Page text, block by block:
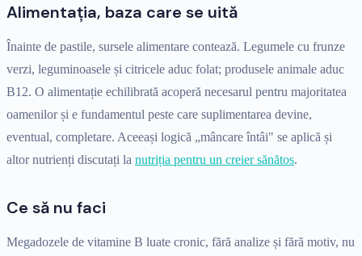
Alimentația, baza care se uită
Înainte de pastile, sursele alimentare contează. Legumele cu frunze
verzi, leguminoasele și citricele aduc folat; produsele animale aduc
B12. O alimentație echilibrată acoperă necesarul pentru majoritatea
oamenilor și e fundamentul peste care suplimentarea devine,
eventual, completare. Aceeași logică „mâncare întâi" se aplică și
altor nutrienți discutați la nutriția pentru un creier sănătos.
Ce să nu faci
Megadozele de vitamine B luate cronic, fără analize și fără motiv, nu